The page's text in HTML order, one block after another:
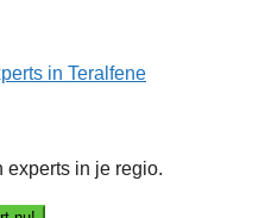
in Teralfene
experts in je regio.